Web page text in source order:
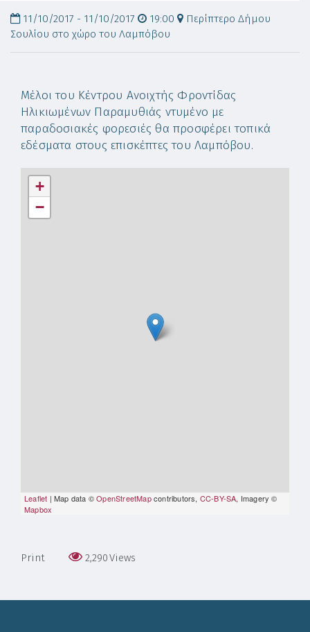
11/10/2017 - 11/10/2017 19:00
Περίπτερο Δήμου
Σουλίου στο χώρο του Λαμπόβου
Μέλοι του Κέντρου Ανοιχτής Φροντίδας
Ηλικιωμένων Παραμυθιάς ντυμένο με
παραδοσιακές φορεσιές θα προσφέρει τοπικά
εδέσματα στους επισκέπτες του Λαμπόβου.
+
−
Leaflet | Map data ©OpenStreetMapcontributors, CC-BY-SA, Imagery ©
Mapbox
Print 2,290Views